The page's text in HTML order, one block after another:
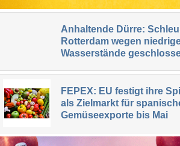
Anhaltende Dürre:
Rotterdam wegen
Wasserstände
FEPEX: EU festigt ihre
als Zielmarkt für
Gemüseexporte bis Mai